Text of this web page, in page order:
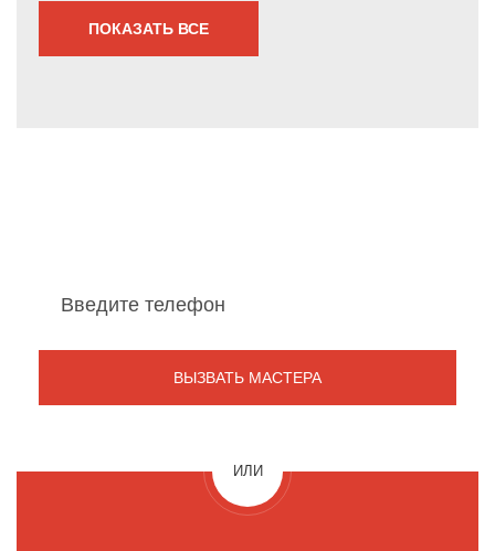
ПОКАЗАТЬ ВСЕ
ИЛИ